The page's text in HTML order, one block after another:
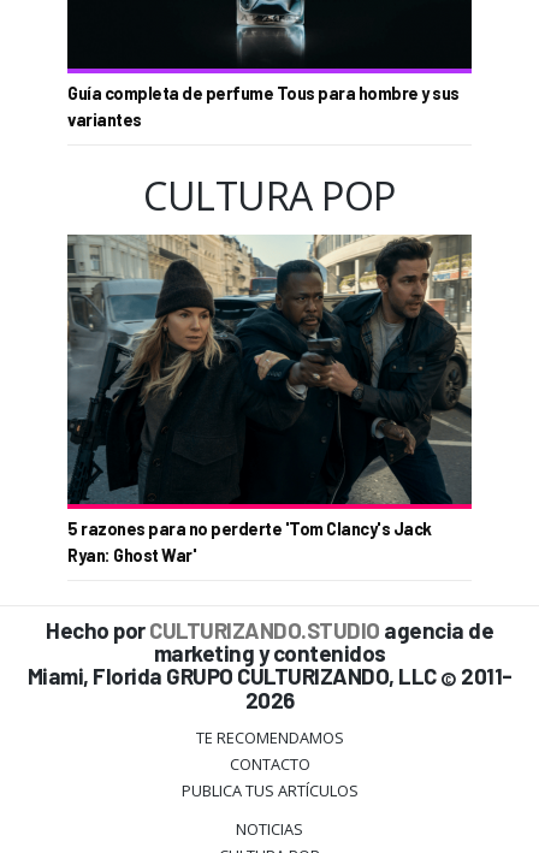
Guía completa de perfume Tous para hombre y sus
variantes
CULTURA POP
5 razones para no perderte 'Tom Clancy's Jack
Ryan: Ghost War'
Hecho porCULTURIZANDO.STUDIO agencia de
marketing y contenidos
Miami, Florida GRUPO CULTURIZANDO, LLC © 2011-
2026
TE RECOMENDAMOS
CONTACTO
PUBLICA TUS ARTÍCULOS
NOTICIAS